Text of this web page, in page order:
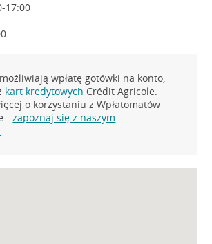
17:00
wpłatę gotówki na konto,
kart kredytowych Crédit Agricole.
o korzystaniu z Wpłatomatów
-zapoznaj się z naszym